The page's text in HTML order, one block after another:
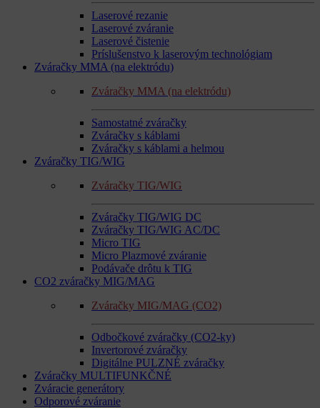
Laserové rezanie
Laserové zváranie
Laserové čistenie
Príslušenstvo k laserovým technológiam
Zváračky MMA (na elektródu)
Zváračky MMA (na elektródu)
Samostatné zváračky
Zváračky s káblami
Zváračky s káblami a helmou
Zváračky TIG/WIG
Zváračky TIG/WIG
Zváračky TIG/WIG DC
Zváračky TIG/WIG AC/DC
Micro TIG
Micro Plazmové zváranie
Podávače drôtu k TIG
CO2 zváračky MIG/MAG
Zváračky MIG/MAG (CO2)
Odbočkové zváračky (CO2-ky)
Invertorové zváračky
Digitálne PULZNÉ zváračky
Zváračky MULTIFUNKČNÉ
Zváracie generátory
Odporové zváranie